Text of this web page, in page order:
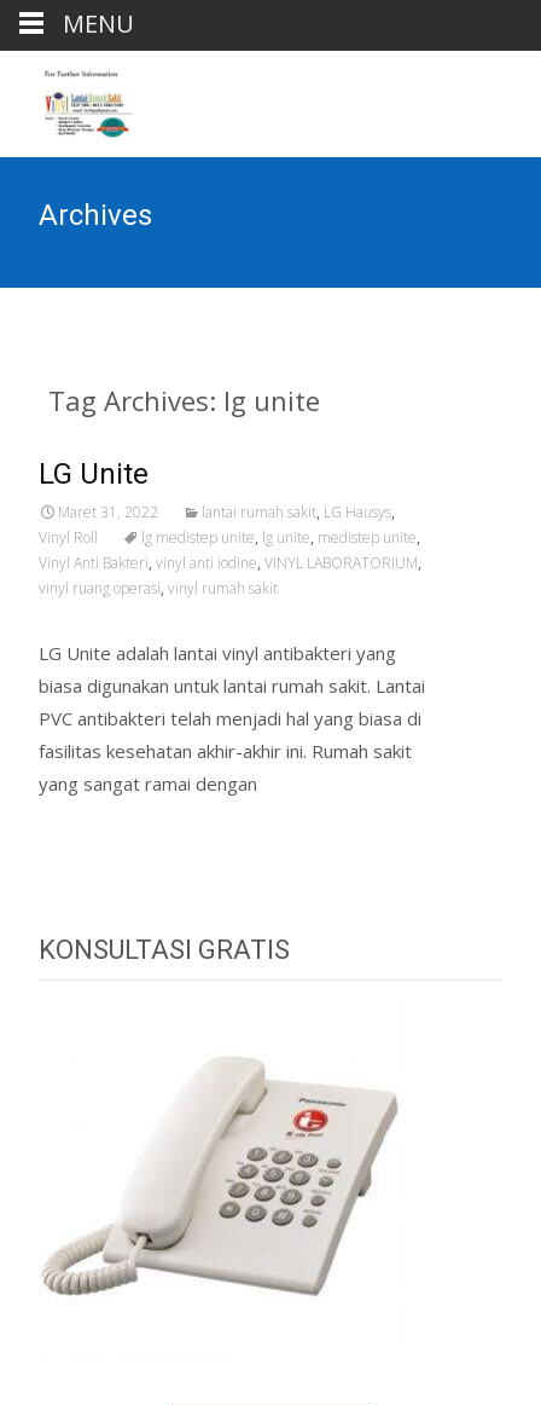
Archives
Tag Archives: lg unite
LG Unite
Maret 31, 2022 lantai rumah sakit, LG Hausys,
Vinyl Roll
lg medistep unite, lg unite, medistep unite,
Vinyl Anti Bakteri, vinyl anti iodine, VINYL LABORATORIUM,
vinyl ruang operasi, vinyl rumah sakit
LG Unite adalah lantai vinyl antibakteri yang
biasa digunakan untuk lantai rumah sakit. Lantai
PVC antibakteri telah menjadi hal yang biasa di
fasilitas kesehatan akhir-akhir ini. Rumah sakit
yang sangat ramai dengan
KONSULTASI GRATIS
MENU